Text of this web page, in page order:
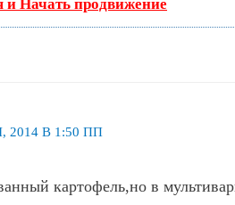
и Начать продвижение
2014 В 1:50 ПП
картофель,но в